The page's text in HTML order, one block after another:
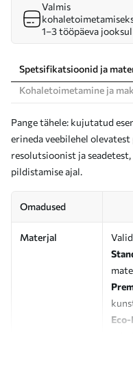
Valmis
1–3 tööpäeva jooksul
Spetsifikatsioonid ja
Kohaletoimetamine ja
Pange tähele: kujutatud
erineda veebilehel
resolutsioonist ja
pildistamise ajal.
Omadused
Materjal